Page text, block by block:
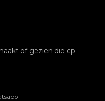
of gezien die op